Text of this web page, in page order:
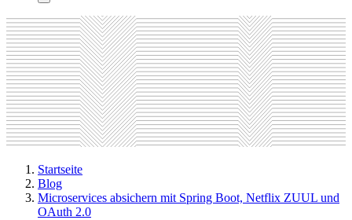
Startseite
Blog
Microservices absichern mit Spring Boot, Netflix ZUUL und
OAuth 2.0